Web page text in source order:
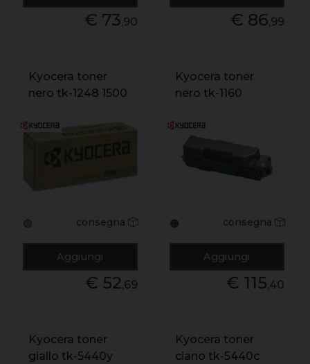
€ 73,90 € 86,99
Kyocera toner
nero tk-1248 1500
🟢 consegna
Aggiungi
€ 52,69
Kyocera toner
nero tk-1160
7.200 pag
🟠 consegna
Aggiungi
€ 115,40
Kyocera toner
giallo tk-5440y
Kyocera toner
ciano tk-5440c